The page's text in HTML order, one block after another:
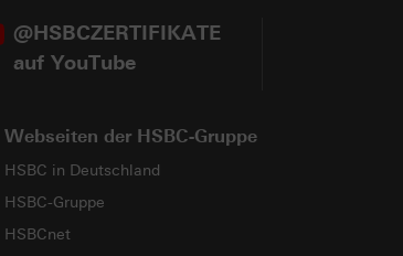
@HSBCZERTIFIKATE
auf YouTube
Webseiten der HSBC-Gruppe
HSBC in Deutschland
HSBC-Gruppe
HSBCnet